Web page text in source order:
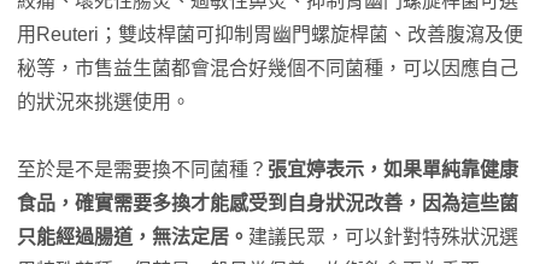
用Reuteri；雙歧桿菌可抑制胃幽門螺旋桿菌、改善腹瀉及便
秘等，市售益生菌都會混合好幾個不同菌種，可以因應自己
的狀況來挑選使用。
至於是不是需要換不同菌種？ 張宜婷表示，如果單純靠健康
食品，確實需要多換才能感受到自身狀況改善，因為這些菌
只能經過腸道，無法定居。 建議民眾，可以針對特殊狀況選